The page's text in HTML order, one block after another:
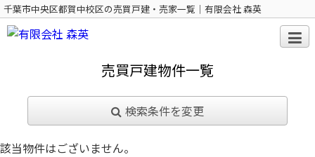
千葉市中央区都賀中校区の売買戸建・売家一覧｜有限会社 森英
売買戸建物件一覧
検索条件を変更
該当物件はございません。